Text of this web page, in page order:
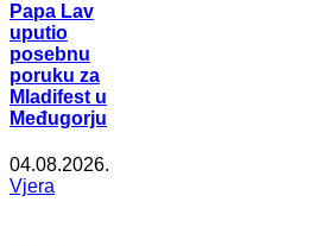
Papa Lav
uputio
posebnu
poruku za
Mladifest u
Međugorju
04.08.2026.
Vjera